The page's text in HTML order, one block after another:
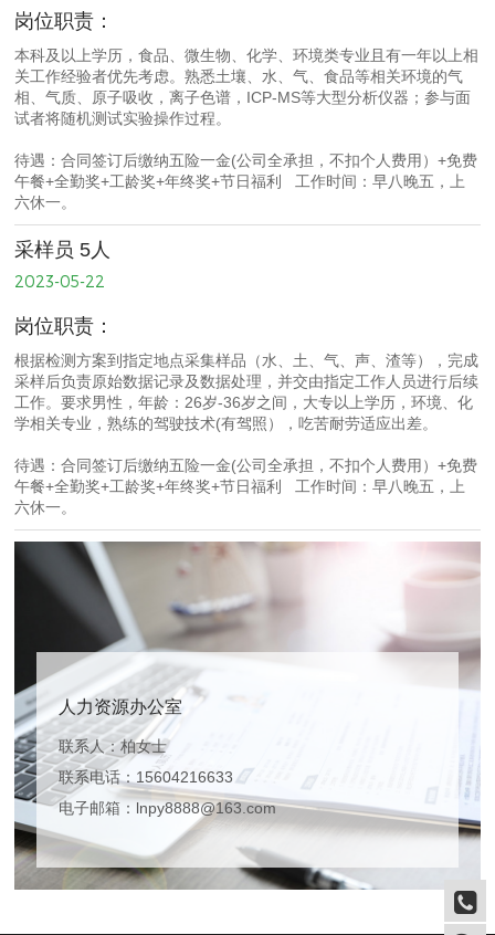
岗位职责：
本科及以上学历，食品、微生物、化学、环境类专业且有一年以上相
关工作经验者优先考虑。熟悉土壤、水、气、食品等相关环境的气
相、气质、原子吸收，离子色谱，ICP-MS等大型分析仪器；参与面
试者将随机测试实验操作过程。
待遇：合同签订后缴纳五险一金(公司全承担，不扣个人费用）+免费
午餐+全勤奖+工龄奖+年终奖+节日福利 工作时间：早八晚五，上
六休一。
采样员 5人
2023-05-22
岗位职责：
根据检测方案到指定地点采集样品（水、土、气、声、渣等），完成
采样后负责原始数据记录及数据处理，并交由指定工作人员进行后续
工作。要求男性，年龄：26岁-36岁之间，大专以上学历，环境、化
学相关专业，熟练的驾驶技术(有驾照），吃苦耐劳适应出差。
待遇：合同签订后缴纳五险一金(公司全承担，不扣个人费用）+免费
午餐+全勤奖+工龄奖+年终奖+节日福利 工作时间：早八晚五，上
六休一。
人力资源办公室
联系人：柏女士
联系电话：15604216633
电子邮箱：lnpy8888@163.com